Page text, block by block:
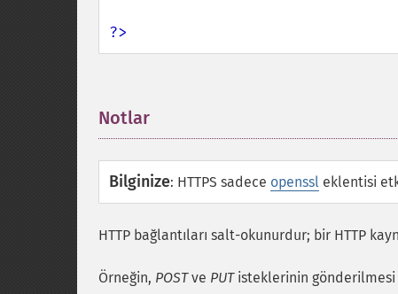
?>
Notlar
Bilginize: HTTPS sadece openssl eklentisi
HTTP bağlantıları salt-okunurdur; bir HTTP
Örneğin, POSTve PUTisteklerinin gönderilmesi